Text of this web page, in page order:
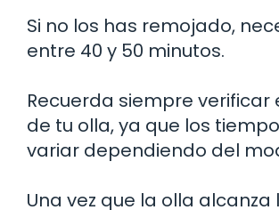
Si no los has remojado,
entre 40 y 50 minutos.
Recuerda siempre verificar
de tu olla, ya que los
variar dependiendo del
Una vez que la olla alcanza